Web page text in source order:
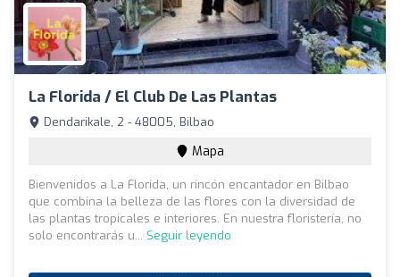
La Florida / El Club De Las Plantas
Dendarikale, 2 - 48005, Bilbao
Mapa
Bienvenidos a La Florida, un rincón encantador en Bilbao
que combina la belleza de las flores con la diversidad de
las plantas tropicales e interiores. En nuestra floristería, no
solo encontrarás u... Seguir leyendo